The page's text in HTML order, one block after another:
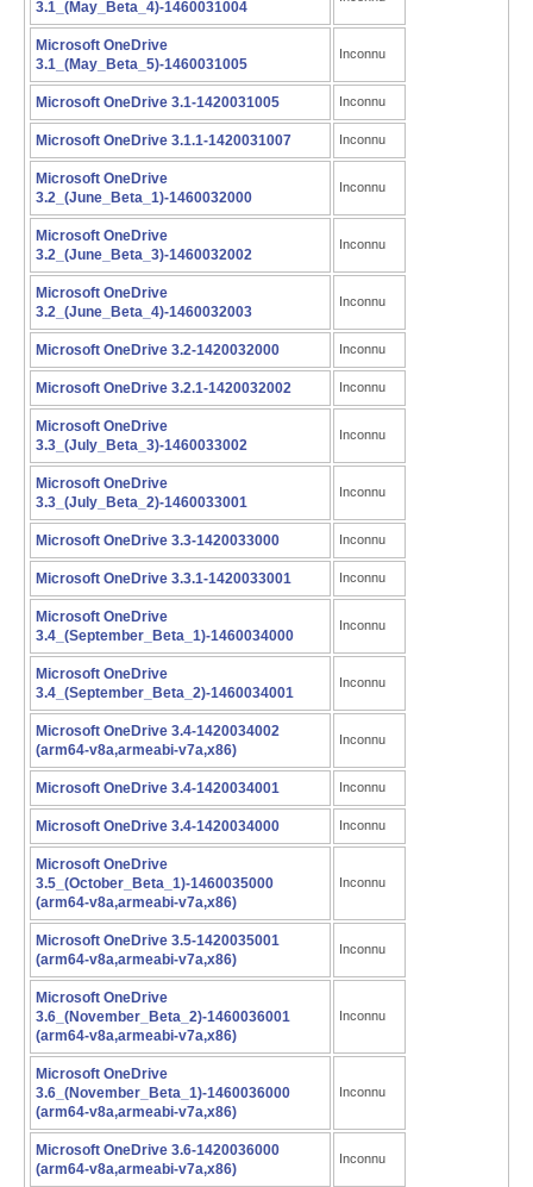
3.1_(May_Beta_4)-1460031004
Microsoft OneDrive
3.1_(May_Beta_5)-1460031005
Inconnu
Microsoft OneDrive 3.1-1420031005 Inconnu
Microsoft OneDrive 3.1.1-1420031007 Inconnu
Microsoft OneDrive
3.2_(June_Beta_1)-1460032000
Inconnu
Microsoft OneDrive
3.2_(June_Beta_3)-1460032002
Inconnu
Microsoft OneDrive
3.2_(June_Beta_4)-1460032003
Inconnu
Microsoft OneDrive 3.2-1420032000 Inconnu
Microsoft OneDrive 3.2.1-1420032002 Inconnu
Microsoft OneDrive
3.3_(July_Beta_3)-1460033002
Inconnu
Microsoft OneDrive
3.3_(July_Beta_2)-1460033001
Inconnu
Microsoft OneDrive 3.3-1420033000 Inconnu
Microsoft OneDrive 3.3.1-1420033001 Inconnu
Microsoft OneDrive
3.4_(September_Beta_1)-1460034000
Inconnu
Microsoft OneDrive
3.4_(September_Beta_2)-1460034001
Inconnu
Microsoft OneDrive 3.4-1420034002
(arm64-v8a,armeabi-v7a,x86)
Inconnu
Microsoft OneDrive 3.4-1420034001 Inconnu
Microsoft OneDrive 3.4-1420034000 Inconnu
Microsoft OneDrive
3.5_(October_Beta_1)-1460035000
(arm64-v8a,armeabi-v7a,x86)
Inconnu
Microsoft OneDrive 3.5-1420035001
(arm64-v8a,armeabi-v7a,x86)
Inconnu
Microsoft OneDrive
3.6_(November_Beta_2)-1460036001
(arm64-v8a,armeabi-v7a,x86)
Inconnu
Microsoft OneDrive
3.6_(November_Beta_1)-1460036000
(arm64-v8a,armeabi-v7a,x86)
Inconnu
Microsoft OneDrive 3.6-1420036000
(arm64-v8a,armeabi-v7a,x86)
Inconnu